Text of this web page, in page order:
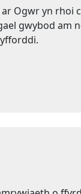
Ogwr yn rhoi
gwybod am